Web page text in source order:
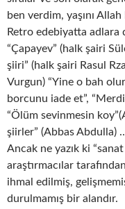
ben verdim, yaşını Allah
Retro edebiyatta adlara
“Çapayev” (halk şairi
şiiri” (halk şairi Rasul
Vurgun) “Yine o bah
borcunu iade et”,
“Ölüm sevinmesin
şiirler” (Abbas Abdulla)
Ancak ne yazık ki
araştırmacılar
ihmal edilmiş,
durulmamış bir alandır.